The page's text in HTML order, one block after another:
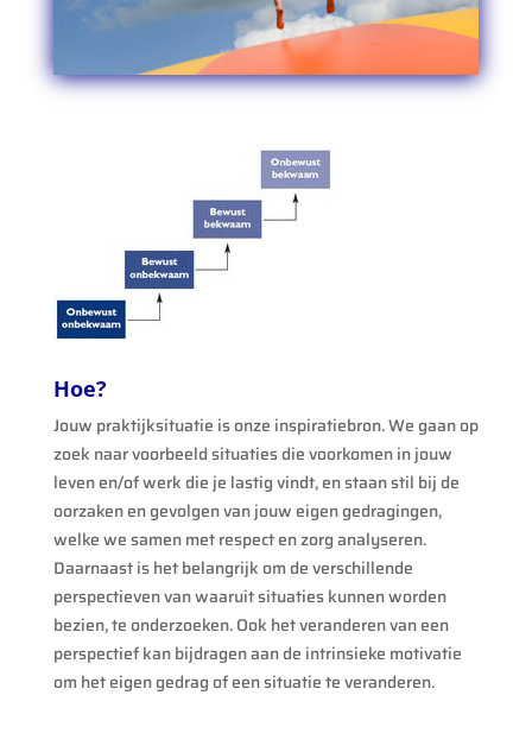
Hoe?
Jouw praktijksituatie is onze inspiratiebron. We gaan op
zoek naar voorbeeld situaties die voorkomen in jouw
leven en/of werk die je lastig vindt, en staan stil bij de
oorzaken en gevolgen van jouw eigen gedragingen,
welke we samen met respect en zorg analyseren.
Daarnaast is het belangrijk om de verschillende
perspectieven van waaruit situaties kunnen worden
bezien, te onderzoeken. Ook het veranderen van een
perspectief kan bijdragen aan de intrinsieke motivatie
om het eigen gedrag of een situatie te veranderen.